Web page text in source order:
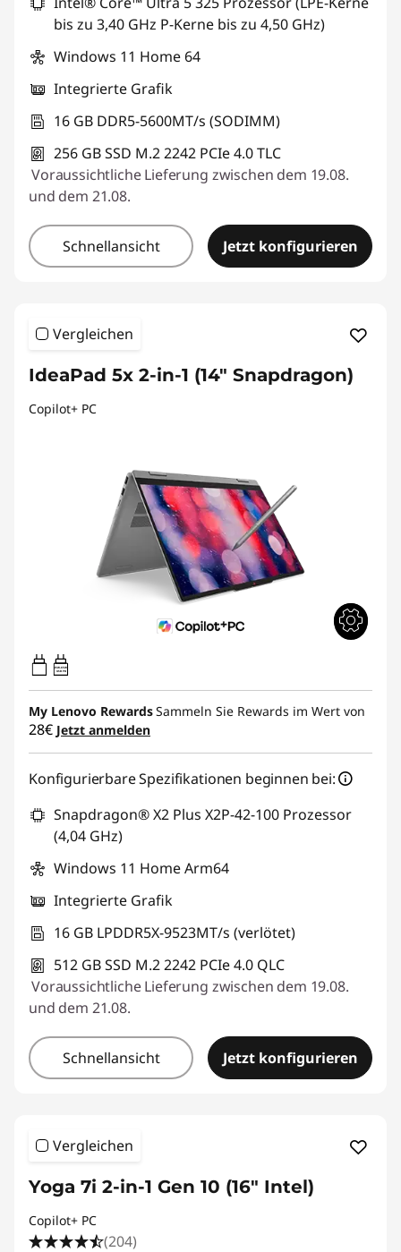
bis zu 3,40 GHz P-Kerne bis zu 4,50 GHz)
Windows 11 Home 64
Integrierte Grafik
16 GB DDR5-5600MT/s (SODIMM)
256 GB SSD M.2 2242 PCIe 4.0 TLC
Voraussichtliche Lieferung zwischen dem 19.08.
und dem 21.08.
Schnellansicht Jetzt konfigurieren
Vergleichen
IdeaPad 5x 2-in-1 (14" Snapdragon)
Copilot+ PC
45W-65W
USB PD
My Lenovo RewardsSammeln Sie Rewards im Wert von
28€ Jetzt anmelden
Konfigurierbare Spezifikationen beginnen bei:
Snapdragon® X2 Plus X2P-42-100 Prozessor
(4,04 GHz)
Windows 11 Home Arm64
Integrierte Grafik
16 GB LPDDR5X-9523MT/s (verlötet)
512 GB SSD M.2 2242 PCIe 4.0 QLC
Voraussichtliche Lieferung zwischen dem 19.08.
und dem 21.08.
Schnellansicht Jetzt konfigurieren
Vergleichen
Yoga 7i 2-in-1 Gen 10 (16" Intel)
Copilot+ PC
(204)